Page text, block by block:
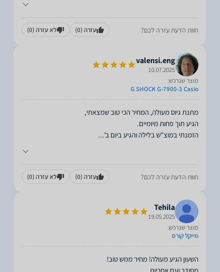
חוות הדעת עזרה לכם? עזרה (0) לא עזרה (0)
valensi.eng
10.07.2025
מוצר שנרכש:
G SHOCK G-7900-3 Casio
הזמנתי במוצ"ש בלילה והגיע ביום ב'...
חוות הדעת עזרה לכם? עזרה (0) לא עזרה (0)
Tehila
19.05.2025
מוצר שנרכש:
מייקל קורס